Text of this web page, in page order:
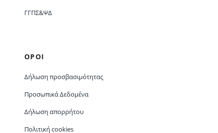
ΓΓΠΣ&ΨΔ
ΟΡΟΙ
Δήλωση προσβασιμότητας
Προσωπικά Δεδομένα
Δήλωση απορρήτου
Πολιτική cookies